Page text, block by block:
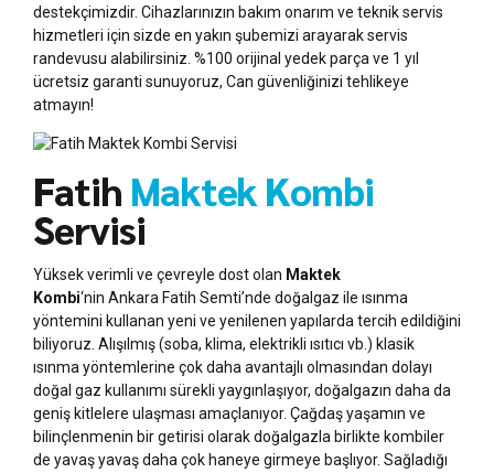
destekçimizdir. Cihazlarınızın bakım onarım ve teknik servis
hizmetleri için sizde en yakın şubemizi arayarak servis
randevusu alabilirsiniz. %100 orijinal yedek parça ve 1 yıl
ücretsiz garanti sunuyoruz, Can güvenliğinizi tehlikeye
atmayın!
Fatih Maktek Kombi
Servisi
Yüksek verimli ve çevreyle dost olan Maktek
Kombi‘nin Ankara Fatih Semti’nde doğalgaz ile ısınma
yöntemini kullanan yeni ve yenilenen yapılarda tercih edildiğini
biliyoruz. Alışılmış (soba, klima, elektrikli ısıtıcı vb.) klasik
ısınma yöntemlerine çok daha avantajlı olmasından dolayı
doğal gaz kullanımı sürekli yaygınlaşıyor, doğalgazın daha da
geniş kitlelere ulaşması amaçlanıyor. Çağdaş yaşamın ve
bilinçlenmenin bir getirisi olarak doğalgazla birlikte kombiler
de yavaş yavaş daha çok haneye girmeye başlıyor. Sağladığı